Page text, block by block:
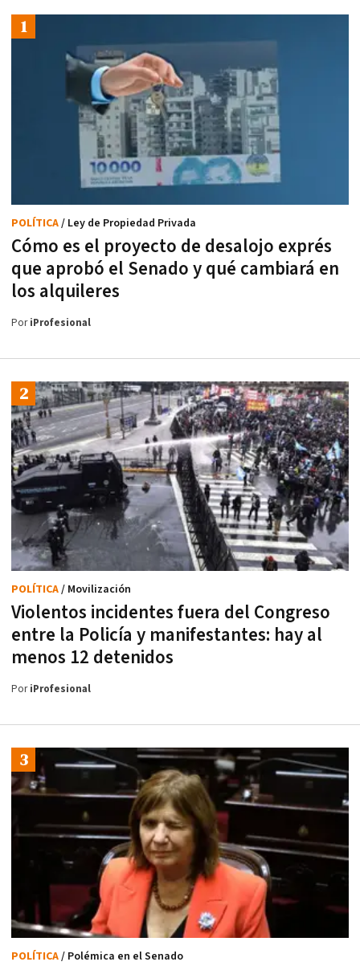
Cómo es el proyecto de desalojo exprés
que aprobó el Senado y qué cambiará en
los alquileres
POLÍTICA/ Ley de Propiedad Privada
PoriProfesional
Violentos incidentes fuera del Congreso
entre la Policía y manifestantes: hay al
menos 12 detenidos
POLÍTICA/ Movilización
PoriProfesional
POLÍTICA/ Polémica en el Senado